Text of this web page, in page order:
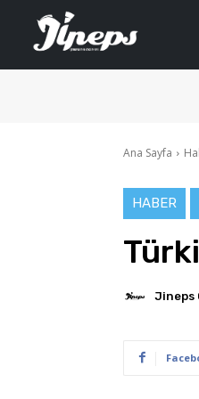
Ana Sayfa
HABER
Jineps